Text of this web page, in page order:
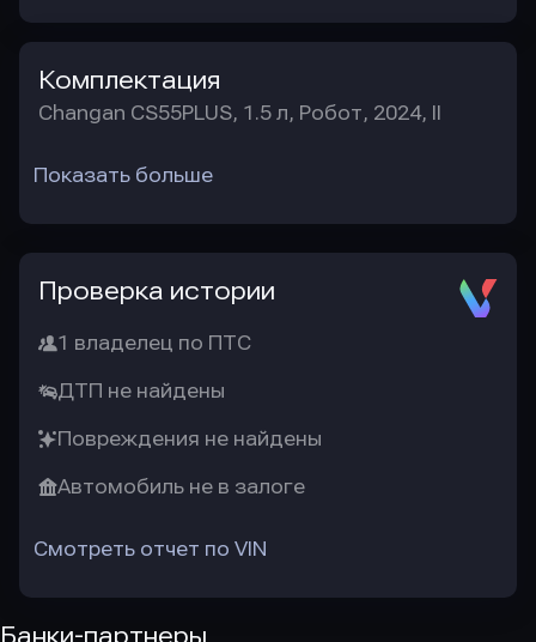
Комплектация
Changan CS55PLUS, 1.5 л, Робот, 2024, II
Показать больше
Проверка истории
1 владелец по ПТС
ДТП не найдены
Повреждения не найдены
Автомобиль не в залоге
Смотреть отчет по VIN
Банки-партнеры